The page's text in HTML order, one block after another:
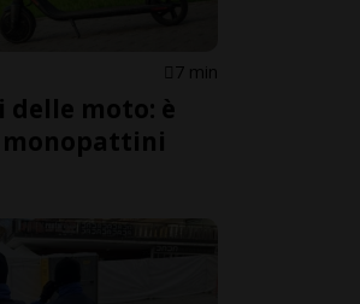
7 min
delle moto: è
monopattini